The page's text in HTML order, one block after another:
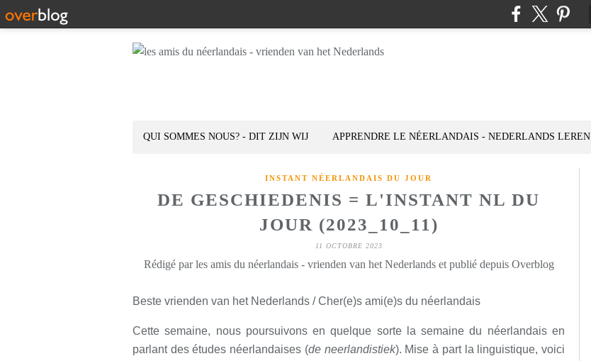
QUI SOMMES NOUS? - DIT ZIJN WIJ APPRENDRE LE NÉERLANDAIS - NEDERLANDS LEREN
INSTANT NÉERLANDAIS DU JOUR
DE GESCHIEDENIS = L'INSTANT NL DU
JOUR (2023_10_11)
11 OCTOBRE 2023
Rédigé par les amis du néerlandais - vrienden van het Nederlands et publié depuis Overblog
Beste vrienden van het Nederlands / Cher(e)s ami(e)s du néerlandais
Cette semaine, nous poursuivons en quelque sorte la semainedu néerlandaisen
parlant des études néerlandaises (de neerlandistiek). Mise à part la linguistique, voici